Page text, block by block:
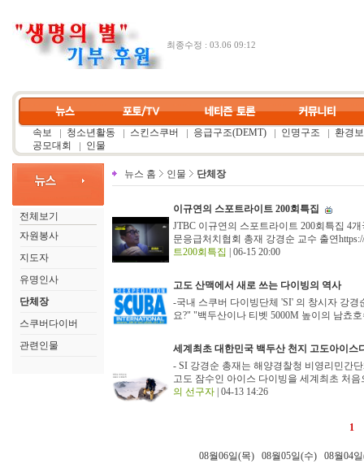
최종수정 : 03.06 09:12
속보 청소년활동 스킨스쿠버 응급구조(DEMT) 인명구조
환경
공모대회
인물
전체보기
자원봉사
지도자
유명인사
단체장
스쿠버다이버
관련인물
뉴스 홈 인물 단체장
이규연의 스포트라이트 200회특집
JTBC 이규연의 스포트라이트 200회특집 4
문응급처치협회 총재 강경순 교수 출연
트200회특집
| 06-15 20:00
고도 산맥에서 새로 쓰는 다이빙의 역사
-국내 스쿠버 다이빙단체 'SI' 의 창시자 강
요?" "백두산이나 티벳 5000M 높이의 남쵸
세계최초 대한민국 백두산 천지 고도아이스
- SI 강경순 총재는 해양경찰청 비영리민간
고도 잠수인 아이스 다이빙을 세계최초 처
의 선구자| 04-13 14:26
1
08월06일(목) 08월05일(수) 08월04